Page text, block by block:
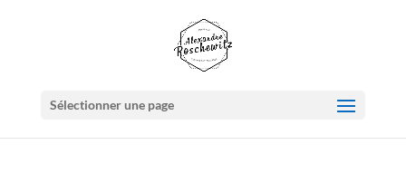
Sélectionner une page